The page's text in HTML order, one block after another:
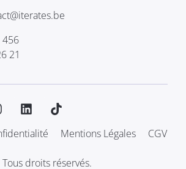
456
21
droits réservés.
Mentions Légales CGV